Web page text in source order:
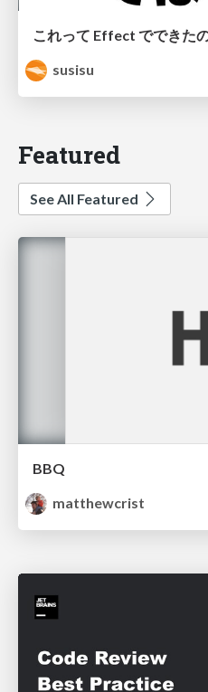
susisu
Featured
See All Featured
BBQ
matthewcrist